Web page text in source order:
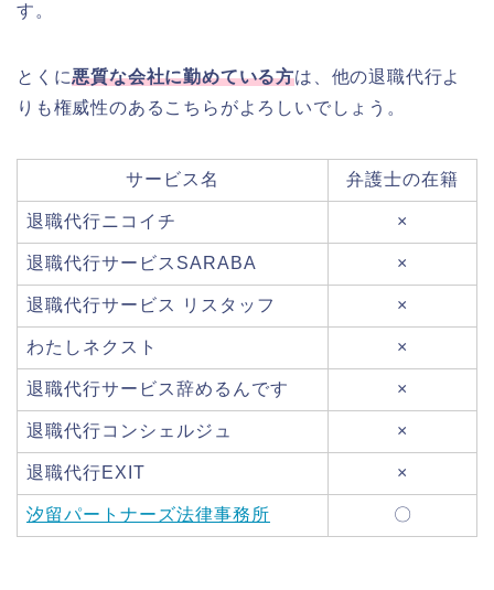
す。
とくに悪質な会社に勤めている方は、他の退職代行よ
りも権威性のあるこちらがよろしいでしょう。
サービス名 弁護士の在籍
退職代行ニコイチ ×
退職代行サービスSARABA ×
退職代行サービス リスタッフ ×
わたしネクスト ×
退職代行サービス辞めるんです ×
退職代行コンシェルジュ ×
退職代行EXIT ×
汐留パートナーズ法律事務所 〇